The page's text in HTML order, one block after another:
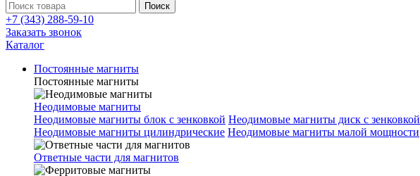
Поиск
+7 (343) 288-59-10
Заказать звонок
Каталог
Постоянные магниты
Постоянные магниты
Неодимовые магниты
Неодимовые магниты блок с зенковкой Неодимовые магниты диск с зенковкой
Неодимовые магниты цилиндрические Неодимовые магниты малой мощности
Ответные части для магнитов